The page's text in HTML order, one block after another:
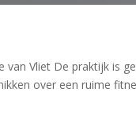
van Vliet De praktijk is
over een ruime